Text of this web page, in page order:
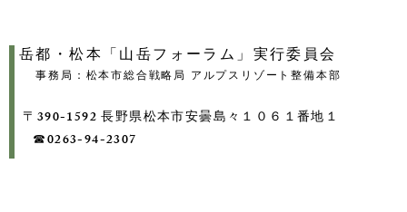
岳都・松本「山岳フォーラム」実行委員会
事務局：松本市総合戦略局 アルプスリゾート整備本部
〒390-1592 長野県松本市安曇島々１０６１番地１
​ ☎0263-94-2307